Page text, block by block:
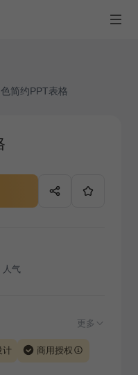
简约PPT表格
人气
更多
计 商用授权